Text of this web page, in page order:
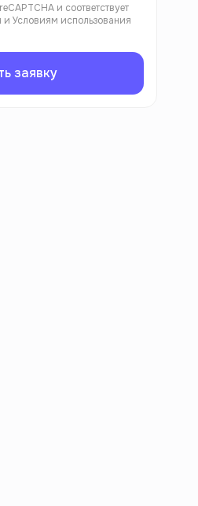
и соответствует
и Условиям использования
заявку